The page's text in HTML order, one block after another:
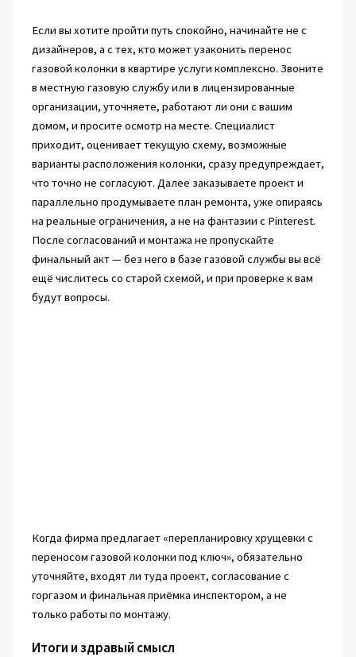
Если вы хотите пройти путь спокойно, начинайте не с
дизайнеров, а с тех, кто может узаконить перенос
газовой колонки в квартире услуги комплексно. Звоните
в местную газовую службу или в лицензированные
организации, уточняете, работают ли они с вашим
домом, и просите осмотр на месте. Специалист
приходит, оценивает текущую схему, возможные
варианты расположения колонки, сразу предупреждает,
что точно не согласуют. Далее заказываете проект и
параллельно продумываете план ремонта, уже опираясь
на реальные ограничения, а не на фантазии с Pinterest.
После согласований и монтажа не пропускайте
финальный акт — без него в базе газовой службы вы всё
ещё числитесь со старой схемой, и при проверке к вам
будут вопросы.
Когда фирма предлагает «перепланировку хрущевки с
переносом газовой колонки под ключ», обязательно
уточняйте, входят ли туда проект, согласование с
горгазом и финальная приёмка инспектором, а не
только работы по монтажу.
Итоги и здравый смысл